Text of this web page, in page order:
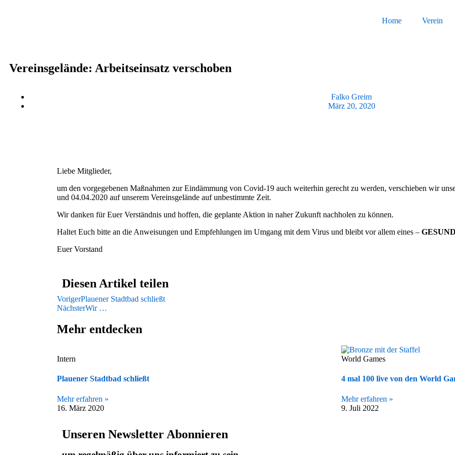
Home Verein
Vereinsgelände: Arbeitseinsatz verschoben
Falko Greim
März 20, 2020
Liebe Mitglieder,
um den vorgegebenen Maßnahmen zur Eindämmung von Covid-19 auch weiterhin gerecht zu werden, verschieben wir
und 04.04.2020 auf unserem Vereinsgelände auf unbestimmte Zeit.
Wir danken für Euer Verständnis und hoffen, die geplante Aktion in naher Zukunft nachholen zu können.
Haltet Euch bitte an die Anweisungen und Empfehlungen im Umgang mit dem Virus und bleibt vor allem eines – GESUND
Euer Vorstand
Diesen Artikel teilen
VorigerPlauener Stadtbad schließt
NächsterWir …
Mehr entdecken
Intern
Plauener Stadtbad schließt
Mehr erfahren »
16. März 2020
World Games
4 mal 100 live von den World
Mehr erfahren »
9. Juli 2022
Unseren Newsletter Abonnieren